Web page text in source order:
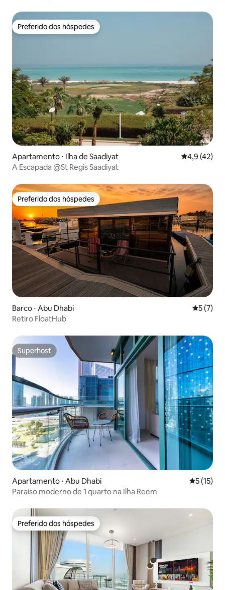
Preferido dos hóspedes
Preferido dos hóspedes
Apartamento ⋅ Ilha de Saadiyat 4,9 de uma
4,9 (42)
A Escapada @St Regis Saadiyat
Preferido dos hóspedes
Preferido dos hóspedes
Barco ⋅ Abu Dhabi 5 de
5 (7)
Retiro FloatHub
Superhost
Superhost
Apartamento ⋅ Abu Dhabi 5 de uma
5 (15)
Paraíso moderno de 1 quarto na Ilha Reem
Preferido dos hóspedes
Preferido dos hóspedes